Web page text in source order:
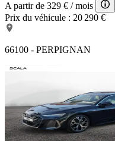
A partir de 329 € / mois
Prix du véhicule : 20 290 €
66100 - PERPIGNAN